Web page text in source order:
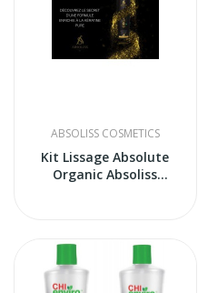
ABSOLISS COSMETICS
Kit Lissage Absolute
Organic Absoliss